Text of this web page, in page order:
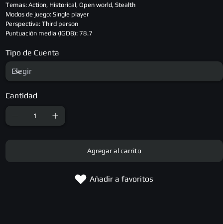
Temas: Action, Historical, Open world, Stealth
Modos de juego: Single player
Perspectiva: Third person
Puntuación media (IGDB): 78.7
Tipo de Cuenta
Cantidad
Agregar al carrito
Añadir a favoritos